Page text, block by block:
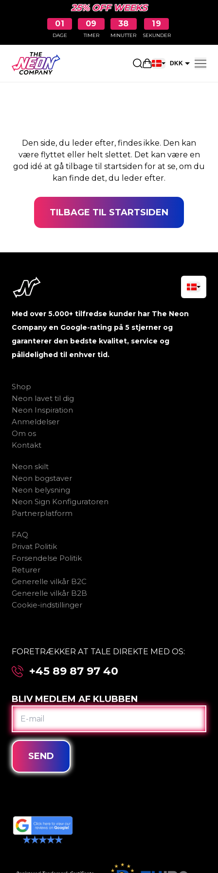
25% OFF WEEKS
01
DAGE
09
TIMER
38
MINUTTER
18
SEKUNDER
Åbn DKK
SIDEN BLEV IKKE
Den side, du leder efter, findes ikke. Den kan
være flyttet eller helt slettet. Det kan være en
god idé at gå tilbage til startsiden for at se, om du
kan finde det, du leder efter.
TILBAGE TIL STARTSIDEN
Med over 5.000+ tilfredse kunder har The Neon
Company en Google-rating på 5 stjerner og
garanterer den bedste kvalitet, service og
pålidelighed til enhver tid.
Shop
Neon lavet til dig
Neon Inspiration
Anmeldelser
Om os
Kontakt
Neon skilt
Neon bogstaver
Neon belysning
Neon Sign Konfiguratoren
Partnerplatform
FAQ
Privat Politik
Forsendelse Politik
Returer
Generelle vilkår B2C
Generelle vilkår B2B
Cookie-indstillinger
FORETRÆKKER AT TALE DIREKTE MED OS:
+45 89 87 97 40
BLIV MEDLEM AF KLUBBEN
E-
MAIL
SEND